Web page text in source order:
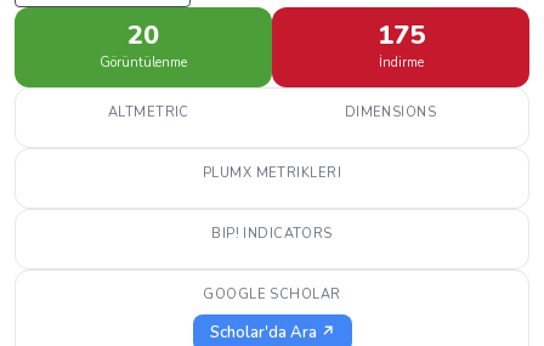
20
Görüntülenme
175
İndirme
ALTMETRIC DIMENSIONS
PLUMX METRIKLERI
BIP! INDICATORS
GOOGLE SCHOLAR
Scholar'da Ara ↗